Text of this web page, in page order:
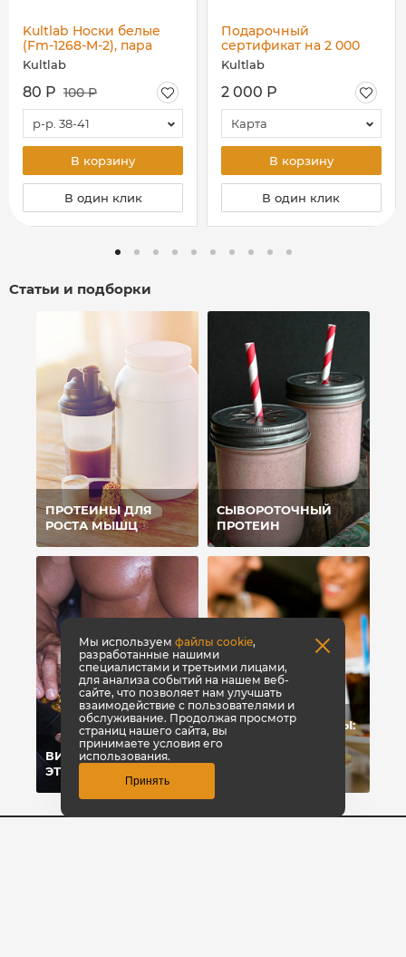
Kultlab Носки белые
(Fm-1268-M-2), пара
Kultlab
80 Р 100 Р
р-р. 38-41
В корзину
В один клик
Подарочный
сертификат на 2 000
рублей
Kultlab
2 000 Р
Карта
В корзину
В один клик
Статьи и подборки
ПРОТЕИНЫ ДЛЯ
РОСТА МЫШЦ
СЫВОРОТОЧНЫЙ
ПРОТЕИН
ВИТАМИНЫ: ЧТО
ЭТО?
УГЛЕВОДЫ-УБИЙЦЫ:
ПОЧЕМУ МЫ
Мы используемфайлы cookie,
разработанные нашими
специалистами и третьими лицами,
для анализа событий на нашем веб-
сайте, что позволяет нам улучшать
взаимодействие с пользователями и
обслуживание. Продолжая просмотр
страниц нашего сайта, вы
принимаете условия его
использования.
Принять